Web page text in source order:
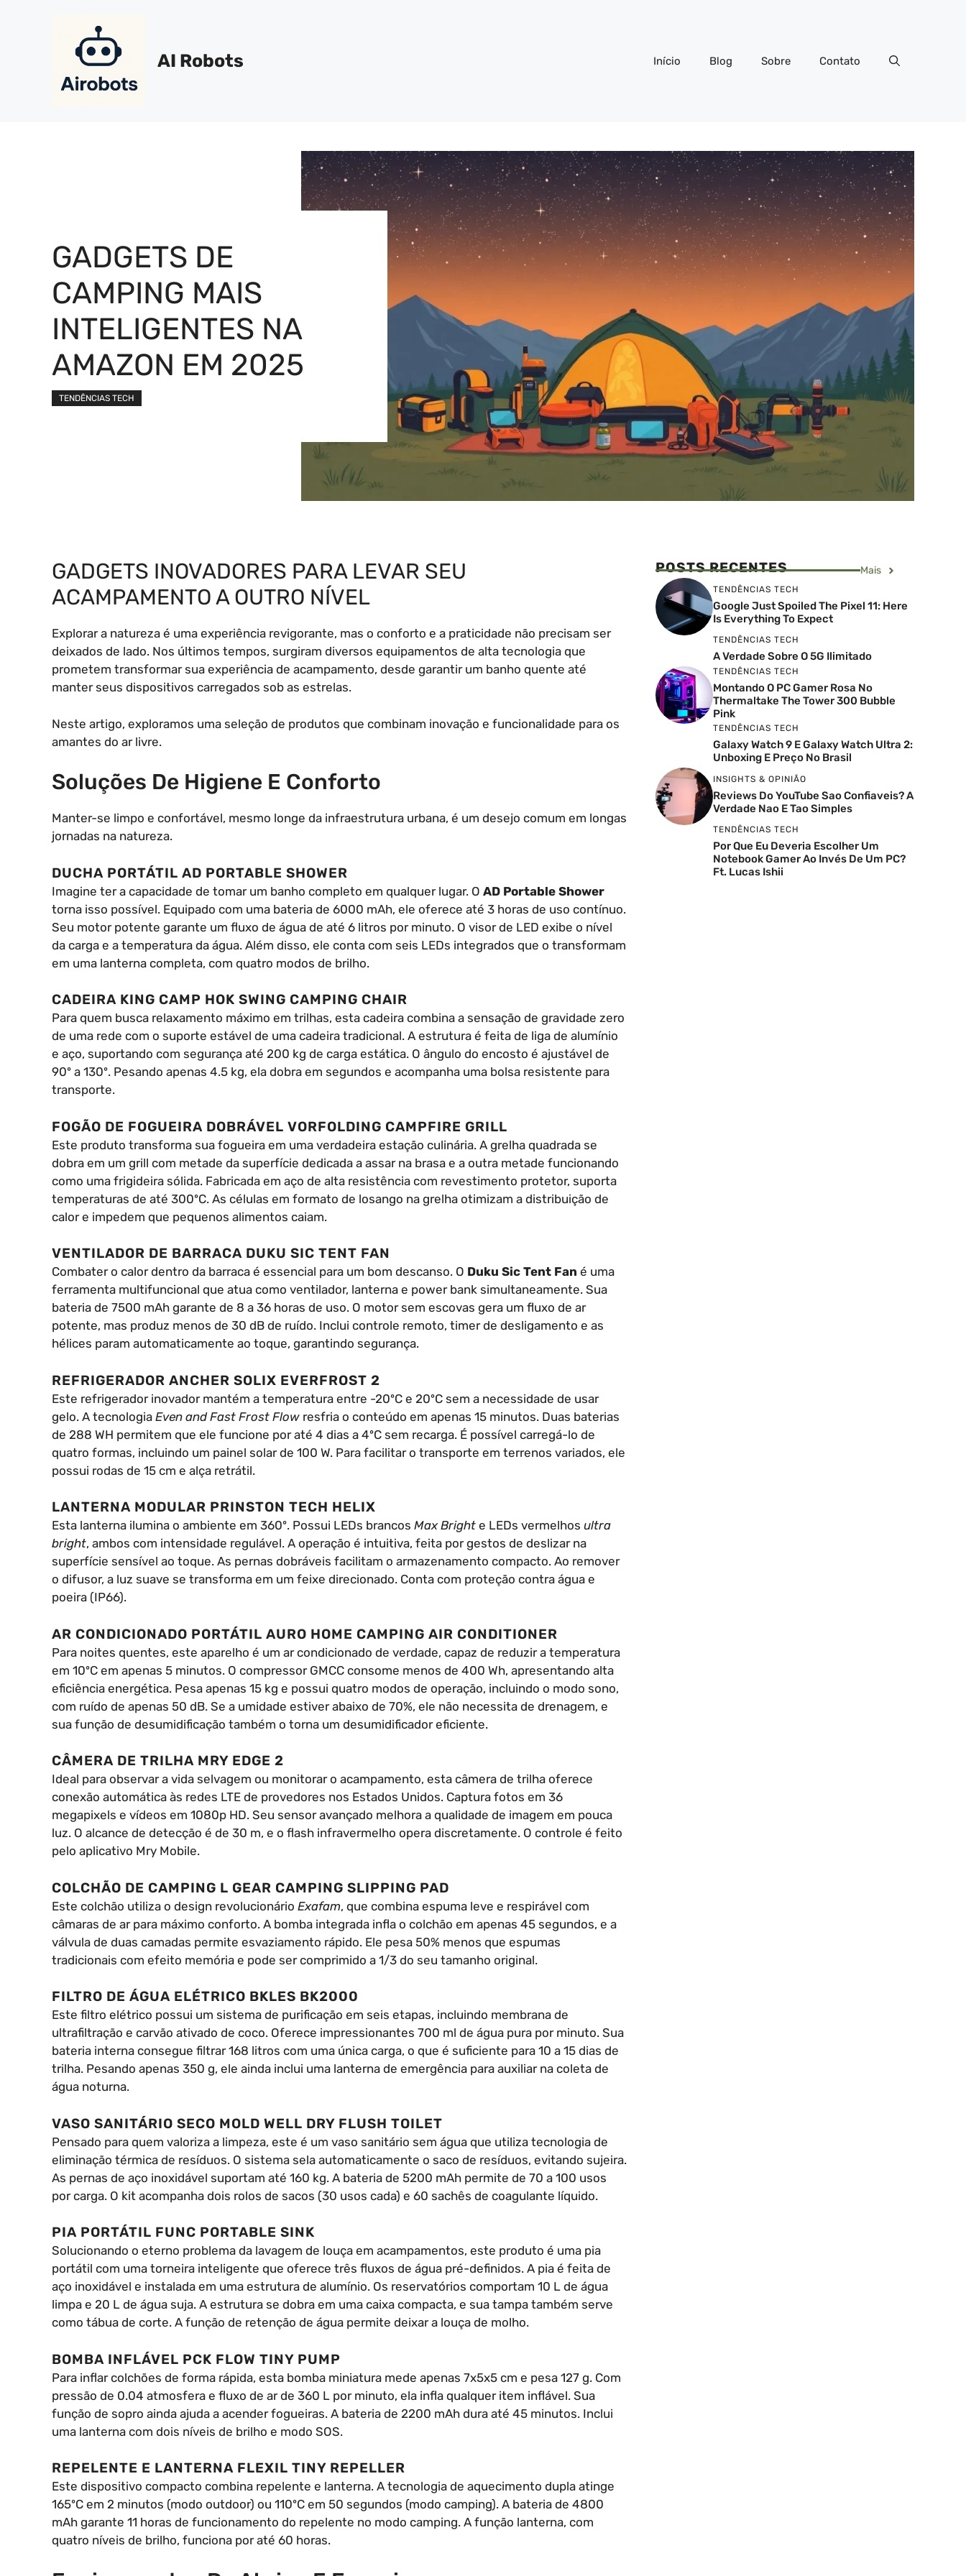
AI Robots Início Blog Sobre Contato
GADGETS DE
CAMPING MAIS
INTELIGENTES NA
AMAZON EM 2025
TENDÊNCIAS TECH
GADGETS INOVADORES PARA LEVAR SEU
ACAMPAMENTO A OUTRO NÍVEL
Explorar a natureza é uma experiência revigorante, mas o conforto e a praticidade não precisam ser
deixados de lado. Nos últimos tempos, surgiram diversos equipamentos de alta tecnologia que
prometem transformar sua experiência de acampamento, desde garantir um banho quente até
manter seus dispositivos carregados sob as estrelas.
Neste artigo, exploramos uma seleção de produtos que combinam inovação e funcionalidade para os
amantes do ar livre.
Soluções De Higiene E Conforto
Manter-se limpo e confortável, mesmo longe da infraestrutura urbana, é um desejo comum em longas
jornadas na natureza.
DUCHA PORTÁTIL AD PORTABLE SHOWER
Imagine ter a capacidade de tomar um banho completo em qualquer lugar. O AD Portable Shower
torna isso possível. Equipado com uma bateria de 6000 mAh, ele oferece até 3 horas de uso contínuo.
Seu motor potente garante um fluxo de água de até 6 litros por minuto. O visor de LED exibe o nível
da carga e a temperatura da água. Além disso, ele conta com seis LEDs integrados que o transformam
em uma lanterna completa, com quatro modos de brilho.
CADEIRA KING CAMP HOK SWING CAMPING CHAIR
Para quem busca relaxamento máximo em trilhas, esta cadeira combina a sensação de gravidade zero
de uma rede com o suporte estável de uma cadeira tradicional. A estrutura é feita de liga de alumínio
e aço, suportando com segurança até 200 kg de carga estática. O ângulo do encosto é ajustável de
90º a 130º. Pesando apenas 4.5 kg, ela dobra em segundos e acompanha uma bolsa resistente para
transporte.
FOGÃO DE FOGUEIRA DOBRÁVEL VORFOLDING CAMPFIRE GRILL
Este produto transforma sua fogueira em uma verdadeira estação culinária. A grelha quadrada se
dobra em um grill com metade da superfície dedicada a assar na brasa e a outra metade funcionando
como uma frigideira sólida. Fabricada em aço de alta resistência com revestimento protetor, suporta
temperaturas de até 300ºC. As células em formato de losango na grelha otimizam a distribuição de
calor e impedem que pequenos alimentos caiam.
VENTILADOR DE BARRACA DUKU SIC TENT FAN
Combater o calor dentro da barraca é essencial para um bom descanso. O Duku Sic Tent Fan é uma
ferramenta multifuncional que atua como ventilador, lanterna e power bank simultaneamente. Sua
bateria de 7500 mAh garante de 8 a 36 horas de uso. O motor sem escovas gera um fluxo de ar
potente, mas produz menos de 30 dB de ruído. Inclui controle remoto, timer de desligamento e as
hélices param automaticamente ao toque, garantindo segurança.
REFRIGERADOR ANCHER SOLIX EVERFROST 2
Este refrigerador inovador mantém a temperatura entre -20ºC e 20ºC sem a necessidade de usar
gelo. A tecnologia Even and Fast Frost Flow resfria o conteúdo em apenas 15 minutos. Duas baterias
de 288 WH permitem que ele funcione por até 4 dias a 4ºC sem recarga. É possível carregá-lo de
quatro formas, incluindo um painel solar de 100 W. Para facilitar o transporte em terrenos variados, ele
possui rodas de 15 cm e alça retrátil.
LANTERNA MODULAR PRINSTON TECH HELIX
Esta lanterna ilumina o ambiente em 360º. Possui LEDs brancos Max Bright e LEDs vermelhos ultra
bright, ambos com intensidade regulável. A operação é intuitiva, feita por gestos de deslizar na
superfície sensível ao toque. As pernas dobráveis facilitam o armazenamento compacto. Ao remover
o difusor, a luz suave se transforma em um feixe direcionado. Conta com proteção contra água e
poeira (IP66).
AR CONDICIONADO PORTÁTIL AURO HOME CAMPING AIR CONDITIONER
Para noites quentes, este aparelho é um ar condicionado de verdade, capaz de reduzir a temperatura
em 10ºC em apenas 5 minutos. O compressor GMCC consome menos de 400 Wh, apresentando alta
eficiência energética. Pesa apenas 15 kg e possui quatro modos de operação, incluindo o modo sono,
com ruído de apenas 50 dB. Se a umidade estiver abaixo de 70%, ele não necessita de drenagem, e
sua função de desumidificação também o torna um desumidificador eficiente.
CÂMERA DE TRILHA MRY EDGE 2
Ideal para observar a vida selvagem ou monitorar o acampamento, esta câmera de trilha oferece
conexão automática às redes LTE de provedores nos Estados Unidos. Captura fotos em 36
megapixels e vídeos em 1080p HD. Seu sensor avançado melhora a qualidade de imagem em pouca
luz. O alcance de detecção é de 30 m, e o flash infravermelho opera discretamente. O controle é feito
pelo aplicativo Mry Mobile.
COLCHÃO DE CAMPING L GEAR CAMPING SLIPPING PAD
Este colchão utiliza o design revolucionário Exafam, que combina espuma leve e respirável com
câmaras de ar para máximo conforto. A bomba integrada infla o colchão em apenas 45 segundos, e a
válvula de duas camadas permite esvaziamento rápido. Ele pesa 50% menos que espumas
tradicionais com efeito memória e pode ser comprimido a 1/3 do seu tamanho original.
FILTRO DE ÁGUA ELÉTRICO BKLES BK2000
Este filtro elétrico possui um sistema de purificação em seis etapas, incluindo membrana de
ultrafiltração e carvão ativado de coco. Oferece impressionantes 700 ml de água pura por minuto. Sua
bateria interna consegue filtrar 168 litros com uma única carga, o que é suficiente para 10 a 15 dias de
trilha. Pesando apenas 350 g, ele ainda inclui uma lanterna de emergência para auxiliar na coleta de
água noturna.
VASO SANITÁRIO SECO MOLD WELL DRY FLUSH TOILET
Pensado para quem valoriza a limpeza, este é um vaso sanitário sem água que utiliza tecnologia de
eliminação térmica de resíduos. O sistema sela automaticamente o saco de resíduos, evitando sujeira.
As pernas de aço inoxidável suportam até 160 kg. A bateria de 5200 mAh permite de 70 a 100 usos
por carga. O kit acompanha dois rolos de sacos (30 usos cada) e 60 sachês de coagulante líquido.
PIA PORTÁTIL FUNC PORTABLE SINK
Solucionando o eterno problema da lavagem de louça em acampamentos, este produto é uma pia
portátil com uma torneira inteligente que oferece três fluxos de água pré-definidos. A pia é feita de
aço inoxidável e instalada em uma estrutura de alumínio. Os reservatórios comportam 10 L de água
limpa e 20 L de água suja. A estrutura se dobra em uma caixa compacta, e sua tampa também serve
como tábua de corte. A função de retenção de água permite deixar a louça de molho.
BOMBA INFLÁVEL PCK FLOW TINY PUMP
Para inflar colchões de forma rápida, esta bomba miniatura mede apenas 7x5x5 cm e pesa 127 g. Com
pressão de 0.04 atmosfera e fluxo de ar de 360 L por minuto, ela infla qualquer item inflável. Sua
função de sopro ainda ajuda a acender fogueiras. A bateria de 2200 mAh dura até 45 minutos. Inclui
uma lanterna com dois níveis de brilho e modo SOS.
REPELENTE E LANTERNA FLEXIL TINY REPELLER
Este dispositivo compacto combina repelente e lanterna. A tecnologia de aquecimento dupla atinge
165ºC em 2 minutos (modo outdoor) ou 110ºC em 50 segundos (modo camping). A bateria de 4800
mAh garante 11 horas de funcionamento do repelente no modo camping. A função lanterna, com
quatro níveis de brilho, funciona por até 60 horas.
POSTS RECENTES Mais
TENDÊNCIAS TECH
Google Just Spoiled The Pixel 11: Here
Is Everything To Expect
TENDÊNCIAS TECH
A Verdade Sobre O 5G Ilimitado
TENDÊNCIAS TECH
Montando O PC Gamer Rosa No
Thermaltake The Tower 300 Bubble
Pink
TENDÊNCIAS TECH
Galaxy Watch 9 E Galaxy Watch Ultra 2:
Unboxing E Preço No Brasil
INSIGHTS & OPINIÃO
Reviews Do YouTube Sao Confiaveis? A
Verdade Nao E Tao Simples
TENDÊNCIAS TECH
Por Que Eu Deveria Escolher Um
Notebook Gamer Ao Invés De Um PC?
Ft. Lucas Ishii